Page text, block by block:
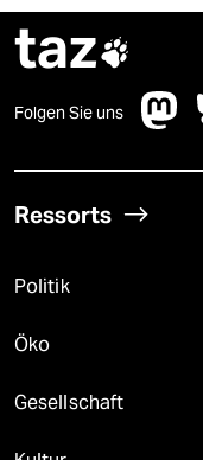
taz
Folgen Sie uns
Ressorts
Politik
Öko
Gesellschaft